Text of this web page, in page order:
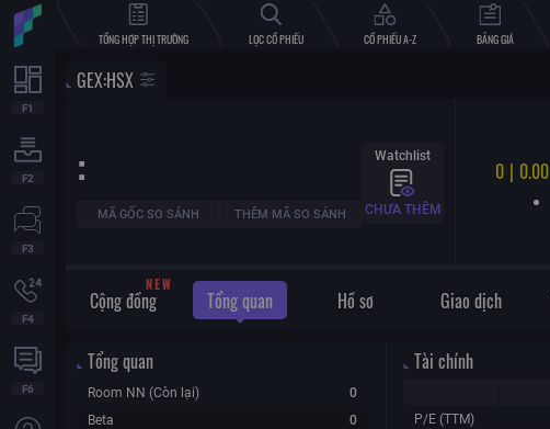
TỔNG HỢP THỊ TRƯỜNG LỌC CỔ PHIẾU CỔ PHIẾU A-Z BẢNG GIÁ
GEX:HSX
:
MÃ GỐC SO SÁNH THÊM MÃ SO SÁNH
Watchlist
CHƯA THÊM
0 | 0.00
NEW
Cộng đồng Tổng quan Hồ sơ Giao dịch
Tổng quan
Room NN (Còn lại)
0
Beta
0
Tài chính
P/E (TTM)